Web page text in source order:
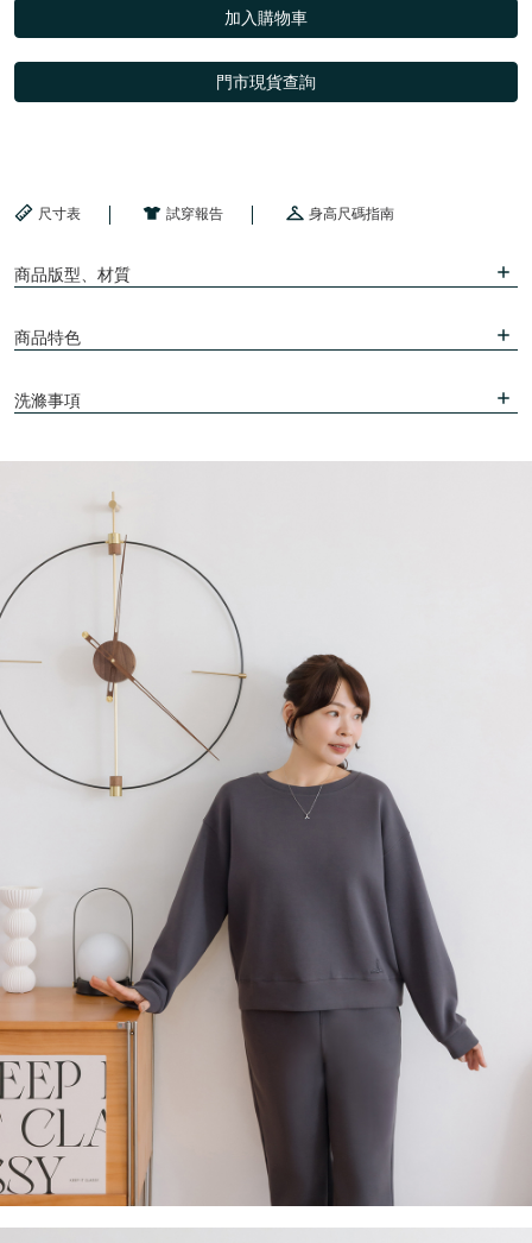
加入購物車
門市現貨查詢
尺寸表 試穿報告 身高尺碼指南
商品版型、材質
商品特色
洗滌事項